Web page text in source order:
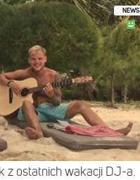
NEWS
z ostatnich wakacji DJ-a.